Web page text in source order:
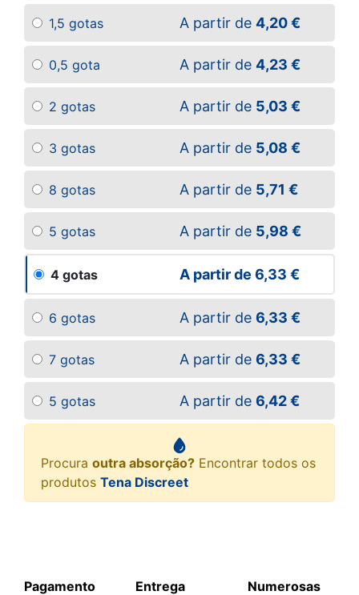
1,5 gotas A partir de 4,20 €
0,5 gota A partir de 4,23 €
2 gotas A partir de 5,03 €
3 gotas A partir de 5,08 €
8 gotas A partir de 5,71 €
5 gotas A partir de 5,98 €
4 gotas A partir de 6,33 €
6 gotas A partir de 6,33 €
7 gotas A partir de 6,33 €
5 gotas A partir de 6,42 €
Procura outra absorção? Encontrar todos os
produtos Tena Discreet
Pagamento
Entrega
Numerosas